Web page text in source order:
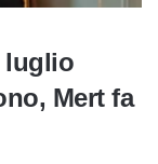
luglio
Mert fa